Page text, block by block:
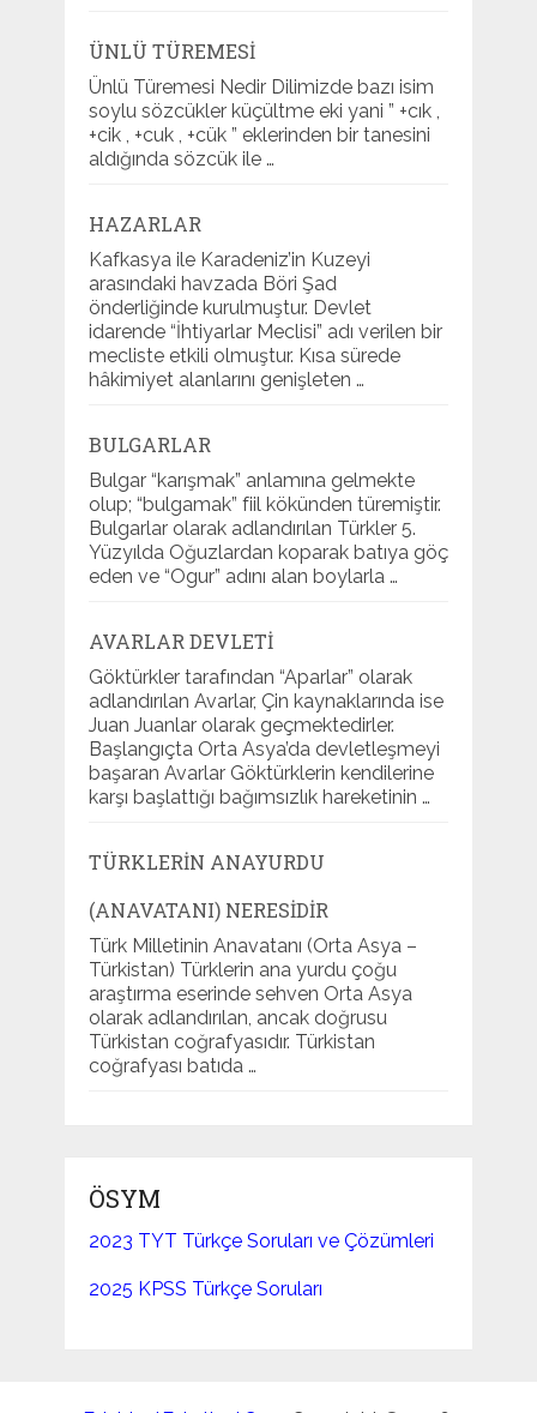
ÜNLÜ TÜREMESI
Ünlü Türemesi Nedir Dilimizde bazı isim
soylu sözcükler küçültme eki yani ” +cık ,
+cik , +cuk , +cük ” eklerinden bir tanesini
aldığında sözcük ile …
HAZARLAR
Kafkasya ile Karadeniz’in Kuzeyi
arasındaki havzada Böri Şad
önderliğinde kurulmuştur. Devlet
idarende “İhtiyarlar Meclisi” adı verilen bir
mecliste etkili olmuştur. Kısa sürede
hâkimiyet alanlarını genişleten …
BULGARLAR
Bulgar “karışmak” anlamına gelmekte
olup; “bulgamak” fiil kökünden türemiştir.
Bulgarlar olarak adlandırılan Türkler 5.
Yüzyılda Oğuzlardan koparak batıya göç
eden ve “Ogur” adını alan boylarla …
AVARLAR DEVLETI
Göktürkler tarafından “Aparlar” olarak
adlandırılan Avarlar, Çin kaynaklarında ise
Juan Juanlar olarak geçmektedirler.
Başlangıçta Orta Asya’da devletleşmeyi
başaran Avarlar Göktürklerin kendilerine
karşı başlattığı bağımsızlık hareketinin …
TÜRKLERIN ANAYURDU
(ANAVATANI) NERESIDIR
Türk Milletinin Anavatanı (Orta Asya –
Türkistan) Türklerin ana yurdu çoğu
araştırma eserinde sehven Orta Asya
olarak adlandırılan, ancak doğrusu
Türkistan coğrafyasıdır. Türkistan
coğrafyası batıda …
ÖSYM
2023 TYT Türkçe Soruları ve Çözümleri
2025 KPSS Türkçe Soruları